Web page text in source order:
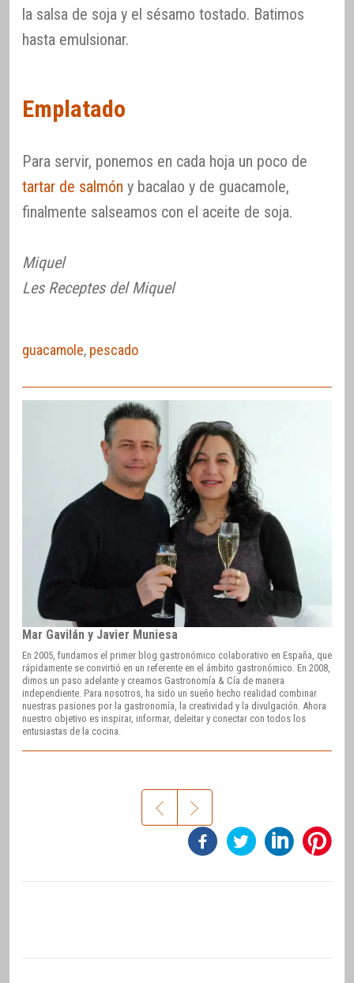
la salsa de soja y el sésamo tostado. Batimos
hasta emulsionar.
Emplatado
Para servir, ponemos en cada hoja un poco de
tartar de salmón y bacalao y de guacamole,
finalmente salseamos con el aceite de soja.
Miquel
Les Receptes del Miquel
guacamole, pescado
Mar Gavilán y Javier Muniesa
En 2005, fundamos el primer blog gastronómico colaborativo en España, que
rápidamente se convirtió en un referente en el ámbito gastronómico. En 2008,
dimos un paso adelante y creamos Gastronomía & Cía de manera
independiente. Para nosotros, ha sido un sueño hecho realidad combinar
nuestras pasiones por la gastronomía, la creatividad y la divulgación. Ahora
nuestro objetivo es inspirar, informar, deleitar y conectar con todos los
entusiastas de la cocina.